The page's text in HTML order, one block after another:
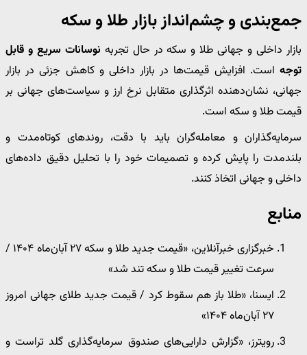
جمع‌بندی و چشم‌انداز بازار طلا و سکه
بازار داخلی و جهانی طلا و سکه در حال تجربه نوسانات سریع و قابل
توجه است. افزایش قیمت‌ها در بازار داخلی و کاهش جزئی در بازار
جهانی، نشان‌دهنده اثرگذاری متقابل نرخ ارز و سیاست‌های جهانی بر
قیمت طلا و سکه است.
سرمایه‌گذاران و معامله‌گران باید با دقت، روندهای کوتاه‌مدت و
بلندمدت را پایش کرده و تصمیمات خود را با تحلیل دقیق داده‌های
داخلی و جهانی اتخاذ کنند.
منابع
خبرگزاری خبرآنلاین، «قیمت جدید طلا و سکه ۲۷ آبان‌ماه ۱۴۰۴ /
سرعت تغییر قیمت طلا و سکه تند شد»
ایسنا، «طلا باز هم سقوط کرد / قیمت جدید طلای جهانی امروز
۲۷ آبان‌ماه ۱۴۰۴»
رویترز، «گزارش دارایی‌های صندوق سرمایه‌گذاری گلد تراست و